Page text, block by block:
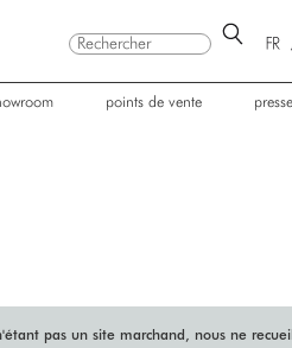
points de vente presse
pas un site marchand, nous ne